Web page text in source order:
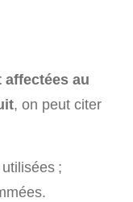
au
, on peut citer
;